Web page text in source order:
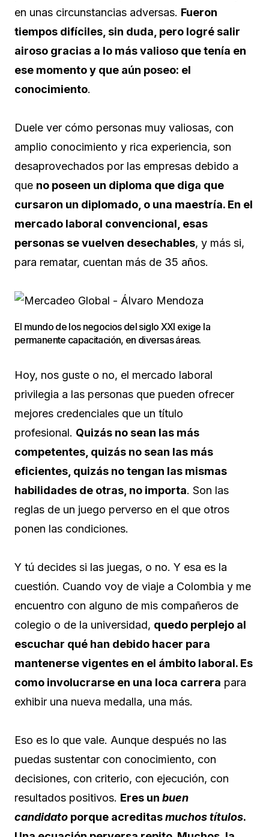
en unas circunstancias adversas. Fueron
tiempos difíciles, sin duda, pero logré salir
airoso gracias a lo más valioso que tenía en
ese momento y que aún poseo: el
conocimiento.
Duele ver cómo personas muy valiosas, con
amplio conocimiento y rica experiencia, son
desaprovechados por las empresas debido a
que no poseen un diploma que diga que
cursaron un diplomado, o una maestría. En el
mercado laboral convencional, esas
personas se vuelven desechables, y más si,
para rematar, cuentan más de 35 años.
El mundo de los negocios del siglo XXI exige la
permanente capacitación, en diversas áreas.
Hoy, nos guste o no, el mercado laboral
privilegia a las personas que pueden ofrecer
mejores credenciales que un título
profesional. Quizás no sean las más
competentes, quizás no sean las más
eficientes, quizás no tengan las mismas
habilidades de otras, no importa. Son las
reglas de un juego perverso en el que otros
ponen las condiciones.
Y tú decides si las juegas, o no. Y esa es la
cuestión. Cuando voy de viaje a Colombia y me
encuentro con alguno de mis compañeros de
colegio o de la universidad, quedo perplejo al
escuchar qué han debido hacer para
mantenerse vigentes en el ámbito laboral. Es
como involucrarse en una loca carrera para
exhibir una nueva medalla, una más.
Eso es lo que vale. Aunque después no las
puedas sustentar con conocimiento, con
decisiones, con criterio, con ejecución, con
resultados positivos. Eres un buen
candidato porque acreditasmuchos títulos.